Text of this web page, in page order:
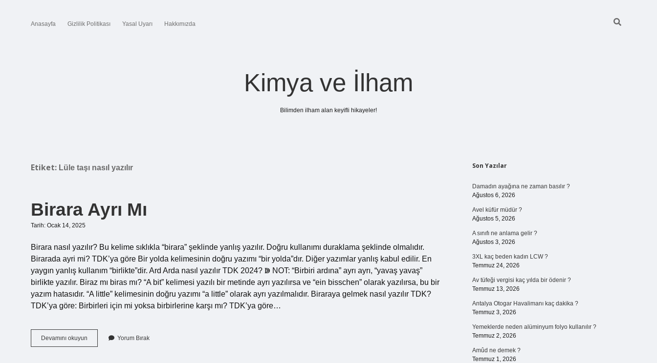
Anasayfa Gizlilik Politikası Yasal Uyarı Hakkımızda
Kimya ve İlham
Bilimden ilham alan keyifli hikayeler!
Etiket: Lüle taşı nasıl yazılır
Birara Ayrı Mı
Tarih: Ocak 14, 2025
Birara nasıl yazılır? Bu kelime sıklıkla “birara” şeklinde yanlış yazılır. Doğru kullanımı duraklama şeklinde olmalıdır.
Birarada ayri mi? TDK’ya göre Bir yolda kelimesinin doğru yazımı “bir yolda”dır. Diğer yazımlar yanlış kabul edilir. En
yaygın yanlış kullanım “birlikte”dir. Ard Arda nasıl yazılır TDK 2024? ↇ NOT: “Birbiri ardına” ayrı ayrı, “yavaş yavaş”
birlikte yazılır. Biraz mı biras mı? “A bit” kelimesi yazılı bir metinde ayrı yazılırsa ve “ein bisschen” olarak yazılırsa, bu bir
yazım hatasıdır. “A little” kelimesinin doğru yazımı “a little” olarak ayrı yazılmalıdır. Biraraya gelmek nasıl yazılır TDK?
TDK’ya göre: Birbirleri için mi yoksa birbirlerine karşı mı? TDK’ya göre…
Devamını okuyun
Ayrı
Yorum Bırak
Sidebar
Son Yazılar
Damadın ayağına ne zaman basılır ?
Ağustos 6, 2026
Avel küfür müdür ?
Ağustos 5, 2026
A sınıfı ne anlama gelir ?
Ağustos 3, 2026
3XL kaç beden kadın LCW ?
Temmuz 24, 2026
Av tüfeği vergisi kaç yılda bir ödenir ?
Temmuz 13, 2026
Antalya Otogar Havalimanı kaç dakika ?
Temmuz 3, 2026
Yemeklerde neden alüminyum folyo kullanılır ?
Temmuz 2, 2026
Amûd ne demek ?
Temmuz 1, 2026